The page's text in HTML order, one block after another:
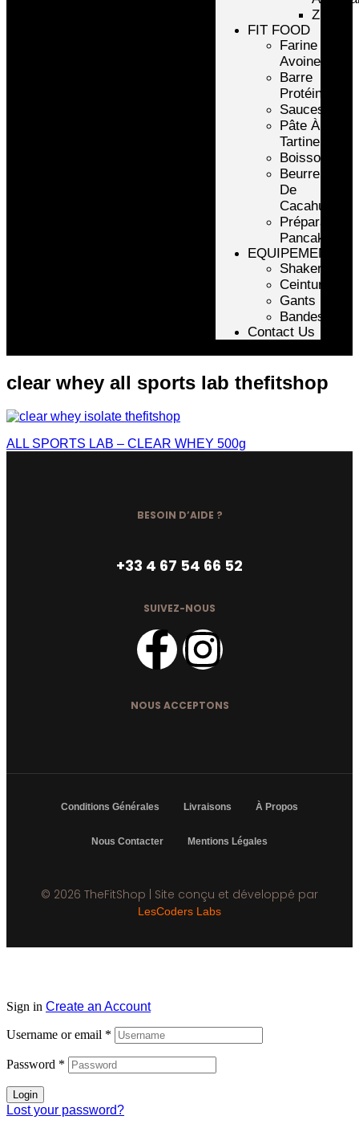
ZMA
FIT FOOD
Farine
Avoine/Riz
Barre
Protéinée
Sauces
Pâte À
Tartiner
Boissons
Beurre
De
Cacahuète
Préparation
Pancake
EQUIPEMENTS
Shakers
Ceintures
Gants
Bandes
Contact Us
clear whey all sports lab thefitshop
ALL SPORTS LAB – CLEAR WHEY 500g
BESOIN D’AIDE ?
+33 4 67 54 66 52
SUIVEZ-NOUS
NOUS ACCEPTONS
Conditions Générales Livraisons À Propos
Nous Contacter Mentions Légales
© 2026 TheFitShop | Site conçu et développé par
LesCoders Labs
Sign in Create an Account
Username or email *
Password *
Login
Lost your password?